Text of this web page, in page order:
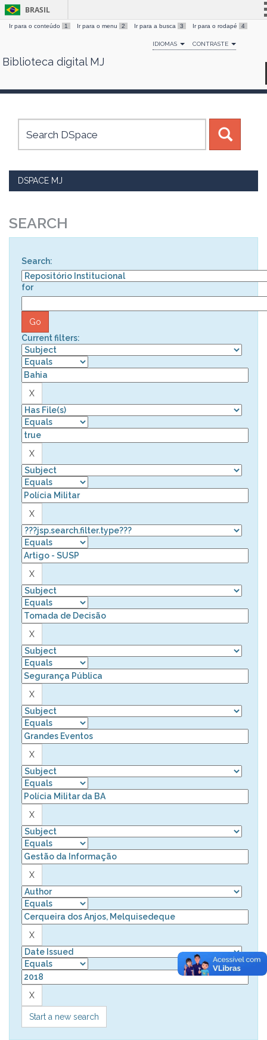
Skip
BRASIL
Simplifique!
Comunica BR
Canais
Ir para o conteúdo 1 Ir para o menu 2 Ir para a busca 3 Ir para o rodapé 4
IDIOMAS CONTRASTE
Biblioteca digital MJ
DSPACE MJ
SEARCH
Search:
for
Current filters:
Start a new search